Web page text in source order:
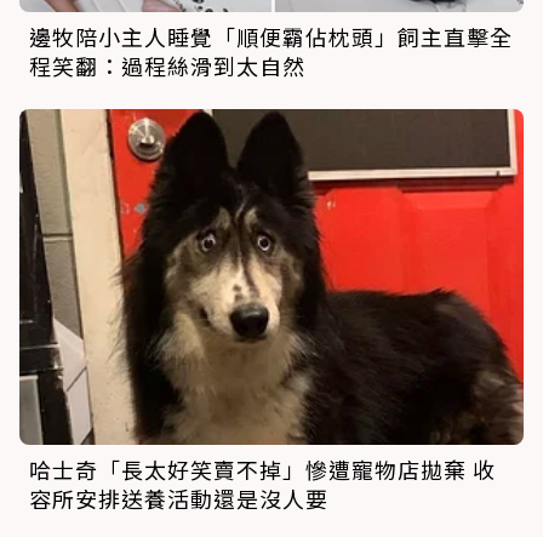
邊牧陪小主人睡覺「順便霸佔枕頭」飼主直擊全
程笑翻：過程絲滑到太自然
哈士奇「長太好笑賣不掉」慘遭寵物店拋棄 收
容所安排送養活動還是沒人要